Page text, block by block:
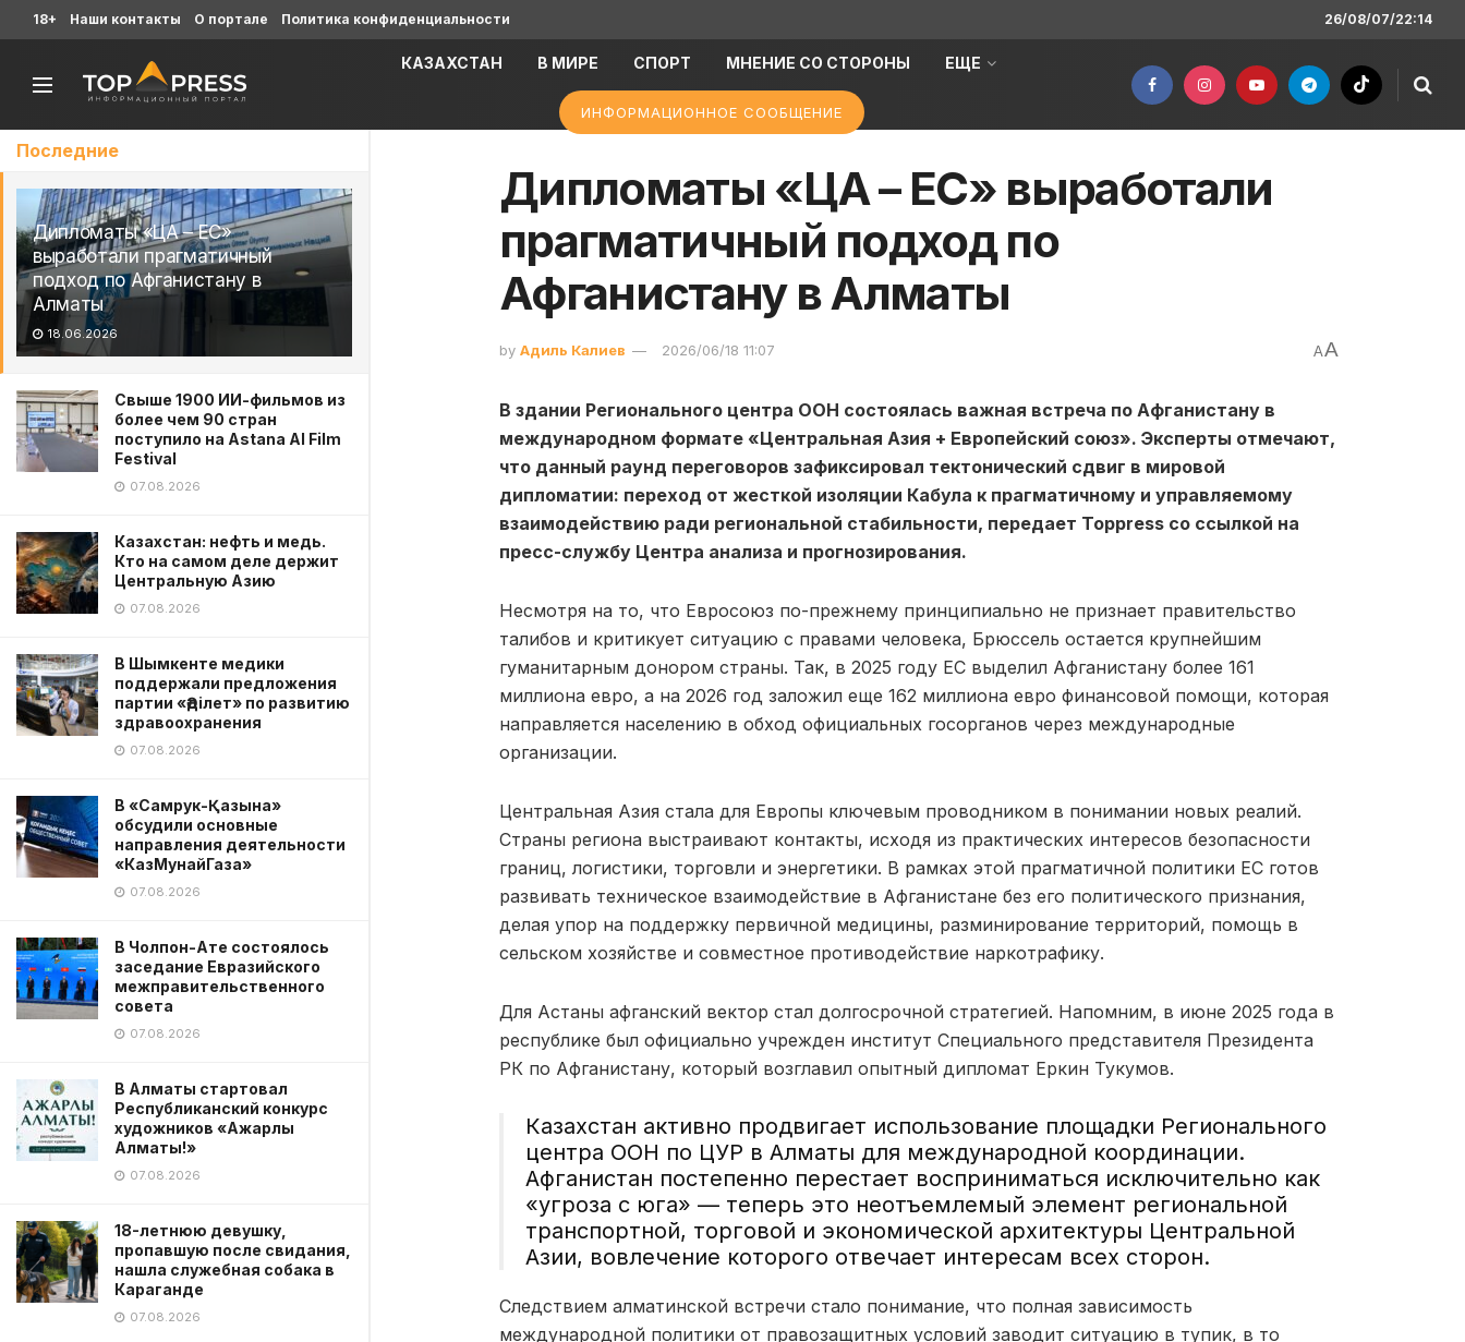
Последние
Дипломаты «ЦА – ЕС»
выработали прагматичный
подход по Афганистану в
Алматы
18.06.2026
Свыше 1900 ИИ-фильмов из
более чем 90 стран
поступило на Astana AI Film
Festival
07.08.2026
Казахстан: нефть и медь.
Кто на самом деле держит
Центральную Азию
07.08.2026
В Шымкенте медики
поддержали предложения
партии «Әділет» по развитию
здравоохранения
07.08.2026
В «Самрук-Қазына»
обсудили основные
направления деятельности
«КазМунайГаза»
07.08.2026
В Чолпон-Ате состоялось
заседание Евразийского
межправительственного
совета
07.08.2026
В Алматы стартовал
Республиканский конкурс
художников «Ажарлы
Алматы!»
07.08.2026
18-летнюю девушку,
пропавшую после свидания,
нашла служебная собака в
Караганде
07.08.2026
18+ Наши контакты О портале Политика конфиденциальности 26/08/07/22:14
КАЗАХСТАН В МИРЕ СПОРТ МНЕНИЕ СО СТОРОНЫ ЕЩЕ
ИНФОРМАЦИОННОЕ СООБЩЕНИЕ
Дипломаты «ЦА – ЕС» выработали
прагматичный подход по
Афганистану в Алматы
by Адиль Калиев 2026/06/18 11:07 AA
В здании Регионального центра ООН состоялась важная встреча по Афганистану в
международном формате «Центральная Азия + Европейский союз». Эксперты отмечают,
что данный раунд переговоров зафиксировал тектонический сдвиг в мировой
дипломатии: переход от жесткой изоляции Кабула к прагматичному и управляемому
взаимодействию ради региональной стабильности, передает Toppress со ссылкой на
пресс-службу Центра анализа и прогнозирования.
Несмотря на то, что Евросоюз по-прежнему принципиально не признает правительство
талибов и критикует ситуацию с правами человека, Брюссель остается крупнейшим
гуманитарным донором страны. Так, в 2025 году ЕС выделил Афганистану более 161
миллиона евро, а на 2026 год заложил еще 162 миллиона евро финансовой помощи, которая
направляется населению в обход официальных госорганов через международные
организации.
Центральная Азия стала для Европы ключевым проводником в понимании новых реалий.
Страны региона выстраивают контакты, исходя из практических интересов безопасности
границ, логистики, торговли и энергетики. В рамках этой прагматичной политики ЕС готов
развивать техническое взаимодействие в Афганистане без его политического признания,
делая упор на поддержку первичной медицины, разминирование территорий, помощь в
сельском хозяйстве и совместное противодействие наркотрафику.
Для Астаны афганский вектор стал долгосрочной стратегией. Напомним, в июне 2025 года в
республике был официально учрежден институт Специального представителя Президента
РК по Афганистану, который возглавил опытный дипломат Еркин Тукумов.
Казахстан активно продвигает использование площадки Регионального
центра ООН по ЦУР в Алматы для международной координации.
Афганистан постепенно перестает восприниматься исключительно как
«угроза с юга» — теперь это неотъемлемый элемент региональной
транспортной, торговой и экономической архитектуры Центральной
Азии, вовлечение которого отвечает интересам всех сторон.
Следствием алматинской встречи стало понимание, что полная зависимость
международной политики от правозащитных условий заводит ситуацию в тупик, в то